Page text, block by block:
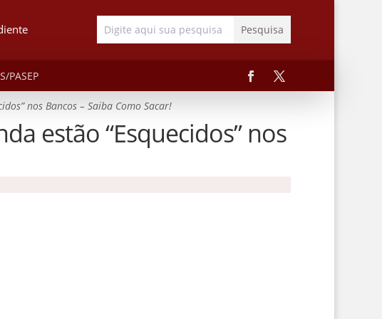
PASEP
nos Bancos – Saiba Como Sacar!
estão “Esquecidos” nos